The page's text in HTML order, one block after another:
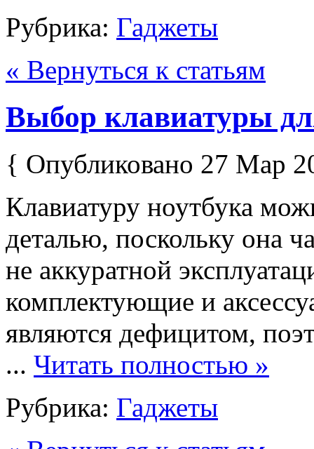
Рубрика: Гаджеты
« Вернуться к статьям
Выбор клавиатуры
{ Опубликовано 27 Мар
Клавиатуру ноутбука
деталью, поскольку она
не аккуратной
комплектующие и
являются дефицитом,
... Читать полностью »
Рубрика: Гаджеты